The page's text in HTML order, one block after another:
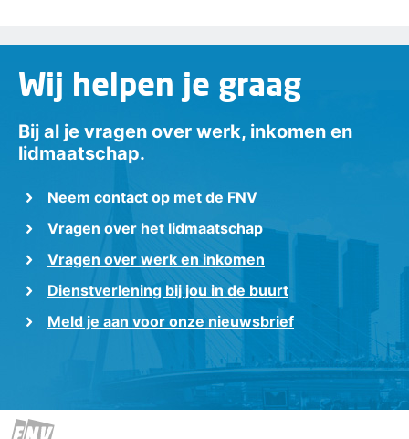
Wij helpen je graag
Bij al je vragen over werk, inkomen en
lidmaatschap.
Neem contact op met de FNV
Vragen over het lidmaatschap
Vragen over werk en inkomen
Dienstverlening bij jou in de buurt
Meld je aan voor onze nieuwsbrief